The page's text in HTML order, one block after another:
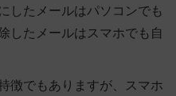
したメールはパソコンでも
したメールはスマホでも自
徴でもありますが、スマホ